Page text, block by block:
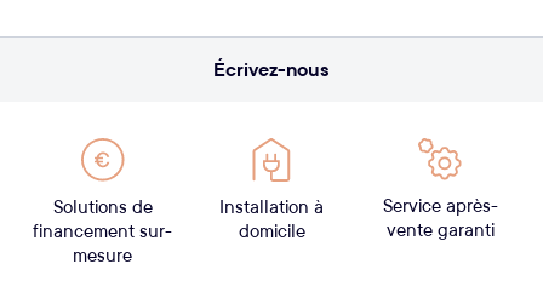
Écrivez-nous
Solutions de
financement sur-
mesure
Installation à
domicile
Service après-
vente garanti